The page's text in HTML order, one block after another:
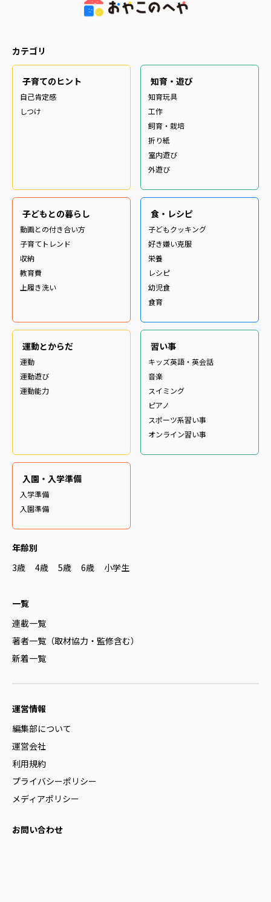
カテゴリ
子育てのヒント
自己肯定感
しつけ
知育・遊び
知育玩具
工作
飼育・栽培
折り紙
室内遊び
外遊び
子どもとの暮らし
動画との付き合い方
子育てトレンド
収納
教育費
上履き洗い
食・レシピ
子どもクッキング
好き嫌い克服
栄養
レシピ
幼児食
食育
運動とからだ
運動
運動遊び
運動能力
習い事
キッズ英語・英会話
音楽
スイミング
ピアノ
スポーツ系習い事
オンライン習い事
入園・入学準備
入学準備
入園準備
年齢別
3歳
4歳 5歳 6歳 小学生
一覧
連載一覧
著者一覧（取材協力・監修含む）
新着一覧
運営情報
編集部について
運営会社
利用規約
プライバシーポリシー
メディアポリシー
お問い合わせ